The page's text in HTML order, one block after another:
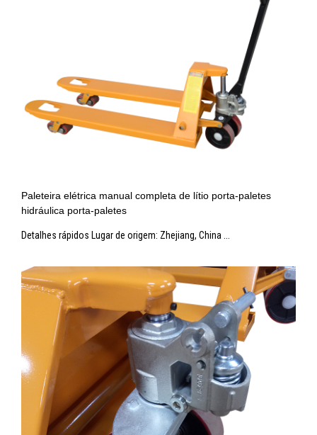
Paleteira elétrica manual completa de lítio porta-paletes
hidráulica porta-paletes
Detalhes rápidos Lugar de origem: Zhejiang, China ...